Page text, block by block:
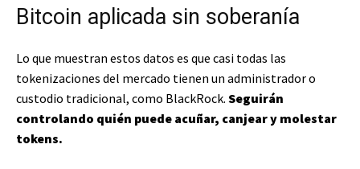
Bitcoin aplicada sin soberanía
Lo que muestran estos datos es que casi todas las
tokenizaciones del mercado tienen un administrador o
custodio tradicional, como BlackRock. Seguirán
controlando quién puede acuñar, canjear y molestar
tokens.